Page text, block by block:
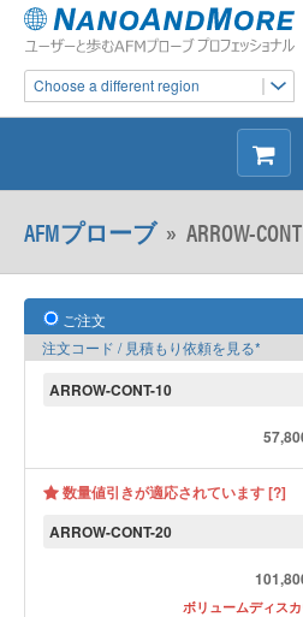
Choose a different region
シ
ョ
ッ
ン
AFMプローブ» ARROW-CONT
ご注文
注文コード / 見積もり依頼を見る*
ARROW-CONT-10
数量値引きが適応されています [?]
ARROW-CONT-20
ボリュームディス